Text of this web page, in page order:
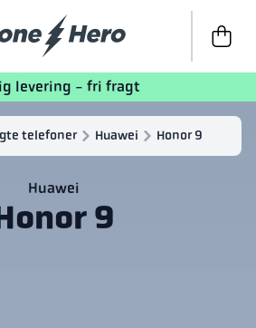
Til
levering - fri fragt
telefoner Huawei Honor 9
Huawei
9